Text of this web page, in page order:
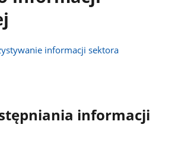
informacji sektora
informacji